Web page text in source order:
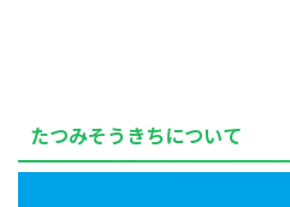
たつみそうきちについて